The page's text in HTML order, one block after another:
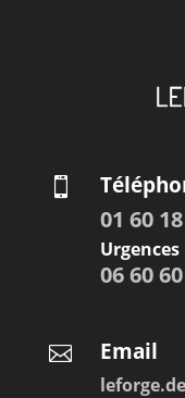

01 60
Urgences
06 60
 Email